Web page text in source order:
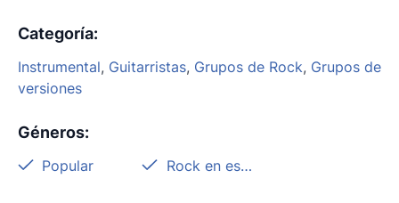
Categoría:
Instrumental, Guitarristas, Grupos de Rock, Grupos de
versiones
Géneros:
Popular Rock en español